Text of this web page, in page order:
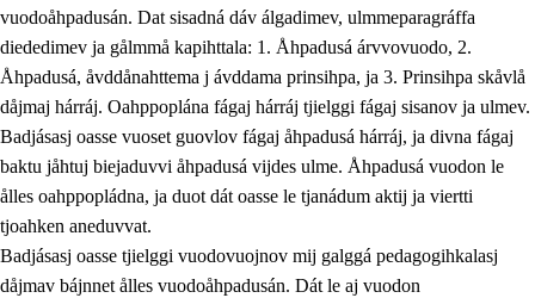
vuodoåhpadusán. Dat sisadná dáv álgadimev, ulmmeparagráffa
diededimev ja gålmmå kapihttala: 1. Åhpadusá árvvovuodo, 2.
Åhpadusá, åvddånahttema j ávddama prinsihpa, ja 3. Prinsihpa skåvlå
dåjmaj hárráj. Oahppoplána fágaj hárráj tjielggi fágaj sisanov ja ulmev.
Badjásasj oasse vuoset guovlov fágaj åhpadusá hárráj, ja divna fágaj
baktu jåhtuj biejaduvvi åhpadusá vijdes ulme. Åhpadusá vuodon le
ålles oahppopládna, ja duot dát oasse le tjanádum aktij ja viertti
tjoahken aneduvvat.
Badjásasj oasse tjielggi vuodovuojnov mij galggá pedagogihkalasj
dåjmav bájnnet ålles vuodoåhpadusán. Dát le aj vuodon